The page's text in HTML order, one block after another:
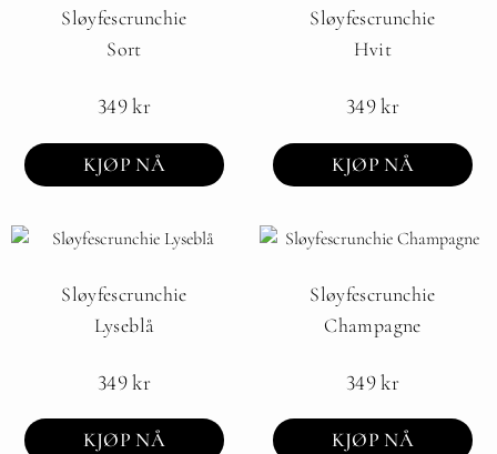
Sløyfescrunchie
Sort
349kr
KJØP NÅ
Sløyfescrunchie
Hvit
349kr
KJØP NÅ
Sløyfescrunchie
Lyseblå
349kr
KJØP NÅ
Sløyfescrunchie
Champagne
349kr
KJØP NÅ